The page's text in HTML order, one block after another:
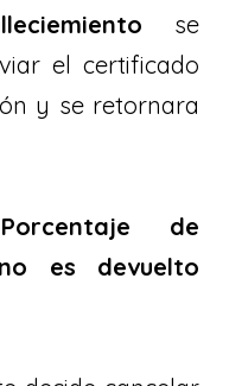
se
el certificado
y se retornara
de
es devuelto